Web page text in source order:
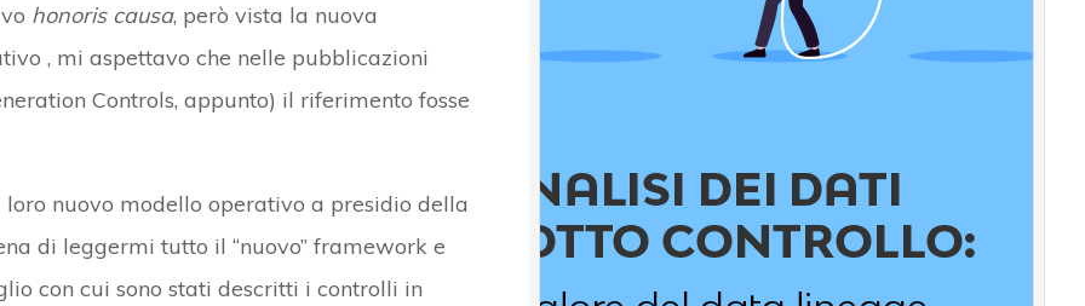
honoris causa, però vista la nuova
, mi aspettavo che nelle pubblicazioni
Controls, appunto) il riferimento fosse
nuovo modello operativo a presidio della
di leggermi tutto il “nuovo” framework e
con cui sono stati descritti i controlli in